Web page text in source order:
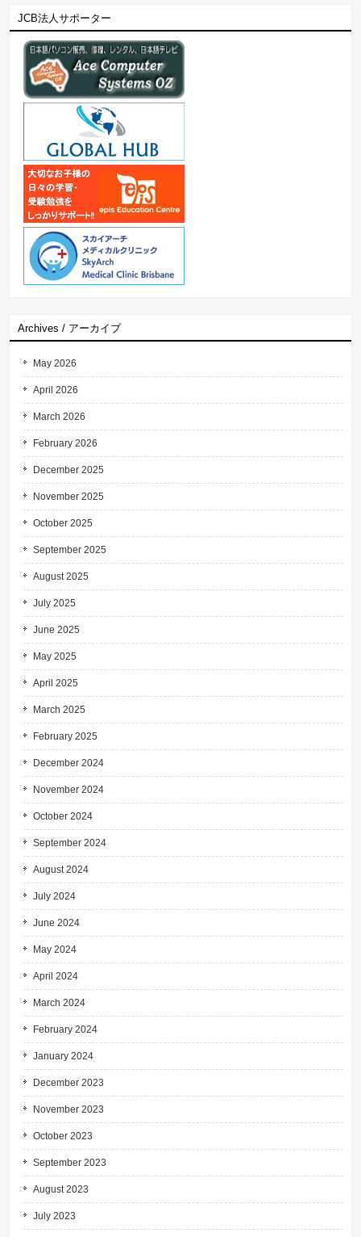
JCB法人サポーター
Archives / アーカイブ
May 2026
April 2026
March 2026
February 2026
December 2025
November 2025
October 2025
September 2025
August 2025
July 2025
June 2025
May 2025
April 2025
March 2025
February 2025
December 2024
November 2024
October 2024
September 2024
August 2024
July 2024
June 2024
May 2024
April 2024
March 2024
February 2024
January 2024
December 2023
November 2023
October 2023
September 2023
August 2023
July 2023